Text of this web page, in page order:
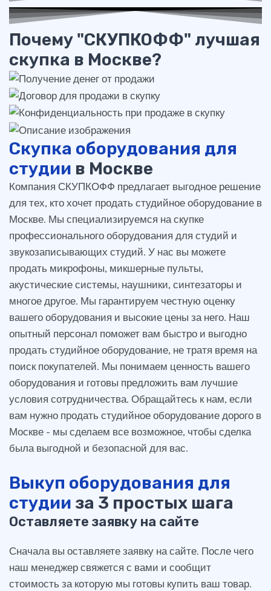
Почему "СКУПКОФФ" лучшая
скупка в Москве?
Скупка оборудования для
студии в Москве
Компания СКУПКОФФ предлагает выгодное решение
для тех, кто хочет продать студийное оборудование в
Москве. Мы специализируемся на скупке
профессионального оборудования для студий и
звукозаписывающих студий. У нас вы можете
продать микрофоны, микшерные пульты,
акустические системы, наушники, синтезаторы и
многое другое. Мы гарантируем честную оценку
вашего оборудования и высокие цены за него. Наш
опытный персонал поможет вам быстро и выгодно
продать студийное оборудование, не тратя время на
поиск покупателей. Мы понимаем ценность вашего
оборудования и готовы предложить вам лучшие
условия сотрудничества. Обращайтесь к нам, если
вам нужно продать студийное оборудование дорого в
Москве - мы сделаем все возможное, чтобы сделка
была выгодной и безопасной для вас.
Выкуп оборудования для
студии за 3 простых шага
Оставляете заявку на сайте
Сначала вы оставляете заявку на сайте. После чего
наш менеджер свяжется с вами и сообщит
стоимость за которую мы готовы купить ваш товар.